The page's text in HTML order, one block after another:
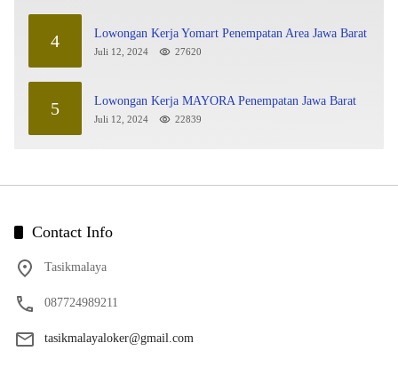
4 Lowongan Kerja Yomart Penempatan Area Jawa Barat
Juli 12, 2024 27620
5 Lowongan Kerja MAYORA Penempatan Jawa Barat
Juli 12, 2024 22839
Contact Info
Tasikmalaya
087724989211
tasikmalayaloker@gmail.com